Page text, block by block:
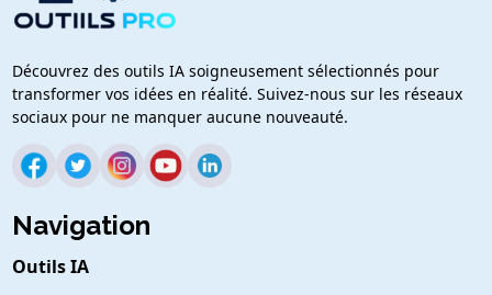
Découvrez des outils IA soigneusement sélectionnés pour
transformer vos idées en réalité. Suivez-nous sur les réseaux
sociaux pour ne manquer aucune nouveauté.
Navigation
Outils IA